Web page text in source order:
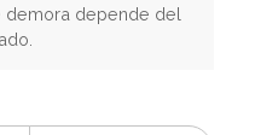
demora depende del